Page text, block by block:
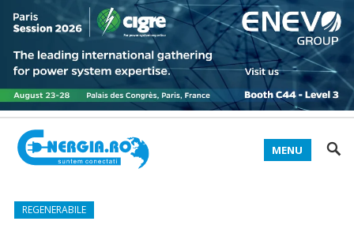
MENU
REGENERABILE